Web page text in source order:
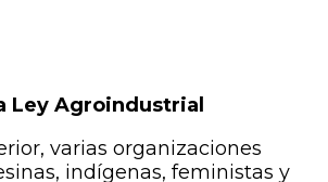
Ley Agroindustrial
varias organizaciones
indígenas, feministas y